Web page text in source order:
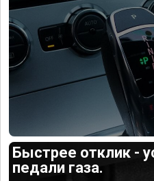
Быстрее отклик -
педали газа.